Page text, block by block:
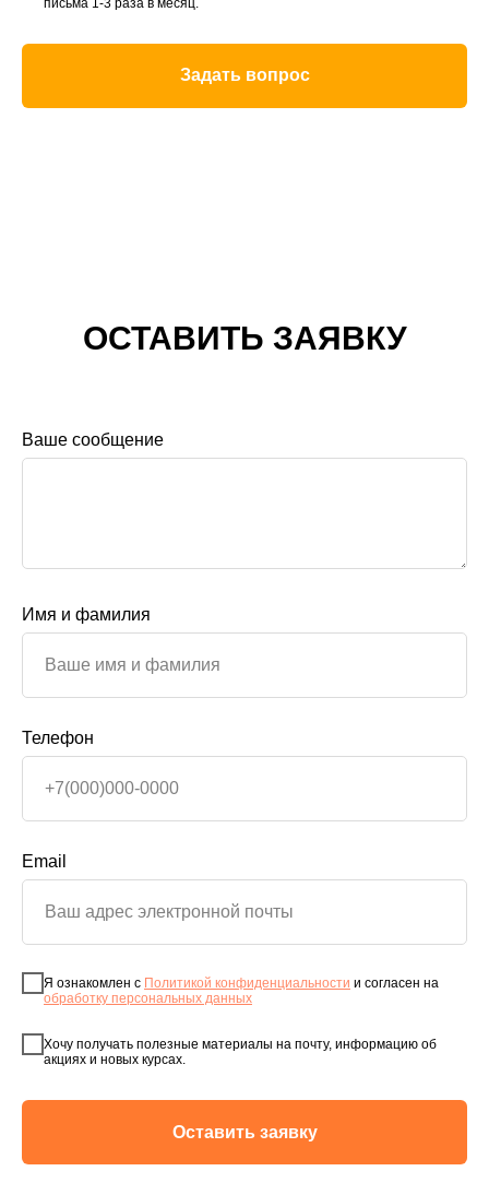
Задать вопрос
ОСТАВИТЬ ЗАЯВКУ
Ваше сообщение
Имя и фамилия
Телефон
Email
Я ознакомлен с Политикой конфиденциальности и согласен на
обработку персональных данных
Хочу получать полезные материалы на почту, информацию об
акциях и новых курсах.
Оставить заявку